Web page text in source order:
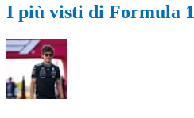
I più visti di Formula 1